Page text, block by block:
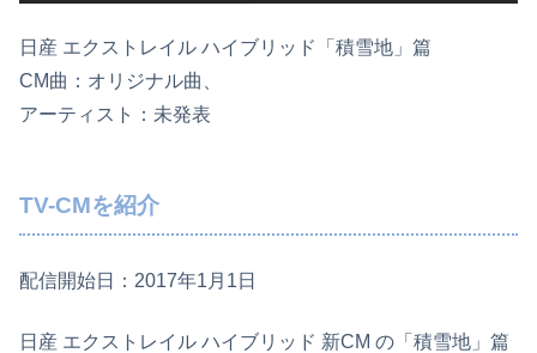
日産 エクストレイル ハイブリッド「積雪地」篇
CM曲：オリジナル曲、
アーティスト：未発表
TV-CMを紹介
配信開始日：2017年1月1日
日産 エクストレイル ハイブリッド 新CM の「積雪地」篇